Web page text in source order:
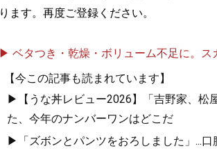
ります。再度ご登録ください。
▶ ベタつき・乾燥・ボリューム不足に。ス
【今この記事も読まれています】
▶【うな丼レビュー2026】「吉野家、松
た、今年のナンバーワンはどこだ
▶「ズボンとパンツをおろしました」...